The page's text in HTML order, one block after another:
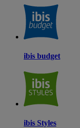
ibis budget
ibis Styles